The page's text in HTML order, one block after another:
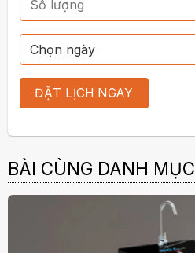
BÀI CÙNG DANH MỤC